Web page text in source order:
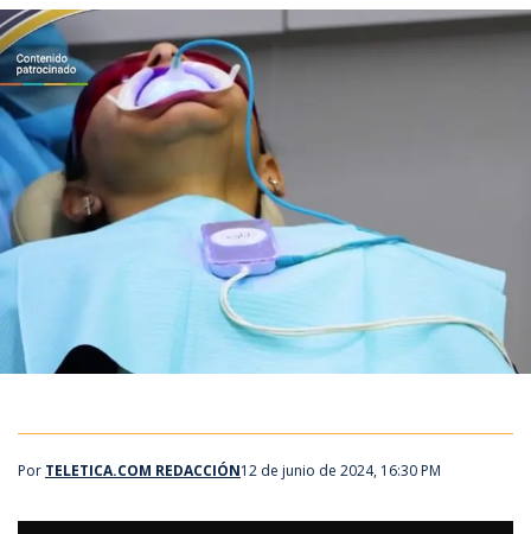
Por TELETICA.COM REDACCIÓN12 de junio de 2024, 16:30 PM